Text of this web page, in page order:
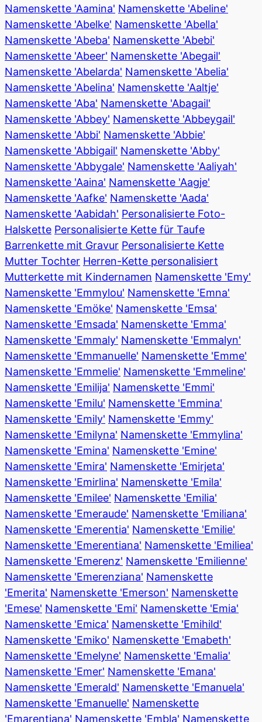
Namenskette 'Aamina' Namenskette 'Abeline'
Namenskette 'Abelke' Namenskette 'Abella'
Namenskette 'Abeba' Namenskette 'Abebi'
Namenskette 'Abeer' Namenskette 'Abegail'
Namenskette 'Abelarda' Namenskette 'Abelia'
Namenskette 'Abelina' Namenskette 'Aaltje'
Namenskette 'Aba' Namenskette 'Abagail'
Namenskette 'Abbey' Namenskette 'Abbeygail'
Namenskette 'Abbi' Namenskette 'Abbie'
Namenskette 'Abbigail' Namenskette 'Abby'
Namenskette 'Abbygale' Namenskette 'Aaliyah'
Namenskette 'Aaina' Namenskette 'Aagje'
Namenskette 'Aafke' Namenskette 'Aada'
Namenskette 'Aabidah' Personalisierte Foto-
Halskette Personalisierte Kette für Taufe
Barrenkette mit Gravur Personalisierte Kette
Mutter Tochter Herren-Kette personalisiert
Mutterkette mit Kindernamen Namenskette 'Emy'
Namenskette 'Emmylou' Namenskette 'Emna'
Namenskette 'Emöke' Namenskette 'Emsa'
Namenskette 'Emsada' Namenskette 'Emma'
Namenskette 'Emmaly' Namenskette 'Emmalyn'
Namenskette 'Emmanuelle' Namenskette 'Emme'
Namenskette 'Emmelie' Namenskette 'Emmeline'
Namenskette 'Emilija' Namenskette 'Emmi'
Namenskette 'Emilu' Namenskette 'Emmina'
Namenskette 'Emily' Namenskette 'Emmy'
Namenskette 'Emilyna' Namenskette 'Emmylina'
Namenskette 'Emina' Namenskette 'Emine'
Namenskette 'Emira' Namenskette 'Emirjeta'
Namenskette 'Emirlina' Namenskette 'Emila'
Namenskette 'Emilee' Namenskette 'Emilia'
Namenskette 'Emeraude' Namenskette 'Emiliana'
Namenskette 'Emerentia' Namenskette 'Emilie'
Namenskette 'Emerentiana' Namenskette 'Emiliea'
Namenskette 'Emerenz' Namenskette 'Emilienne'
Namenskette 'Emerenziana' Namenskette
'Emerita' Namenskette 'Emerson' Namenskette
'Emese' Namenskette 'Emi' Namenskette 'Emia'
Namenskette 'Emica' Namenskette 'Emihild'
Namenskette 'Emiko' Namenskette 'Emabeth'
Namenskette 'Emelyne' Namenskette 'Emalia'
Namenskette 'Emer' Namenskette 'Emana'
Namenskette 'Emerald' Namenskette 'Emanuela'
Namenskette 'Emanuelle' Namenskette
'Emarentiana' Namenskette 'Embla' Namenskette